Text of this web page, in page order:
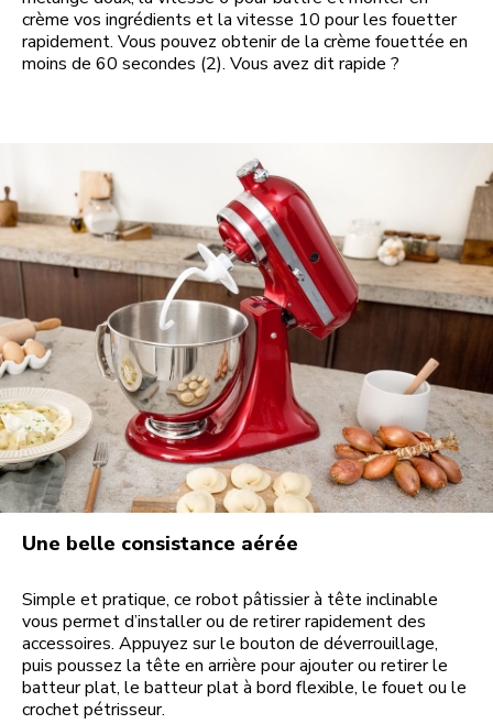
crème vos ingrédients et la vitesse 10 pour les fouetter
rapidement. Vous pouvez obtenir de la crème fouettée en
moins de 60 secondes (2). Vous avez dit rapide ?
Une belle consistance aérée
Simple et pratique, ce robot pâtissier à tête inclinable
vous permet d’installer ou de retirer rapidement des
accessoires. Appuyez sur le bouton de déverrouillage,
puis poussez la tête en arrière pour ajouter ou retirer le
batteur plat, le batteur plat à bord flexible, le fouet ou le
crochet pétrisseur.